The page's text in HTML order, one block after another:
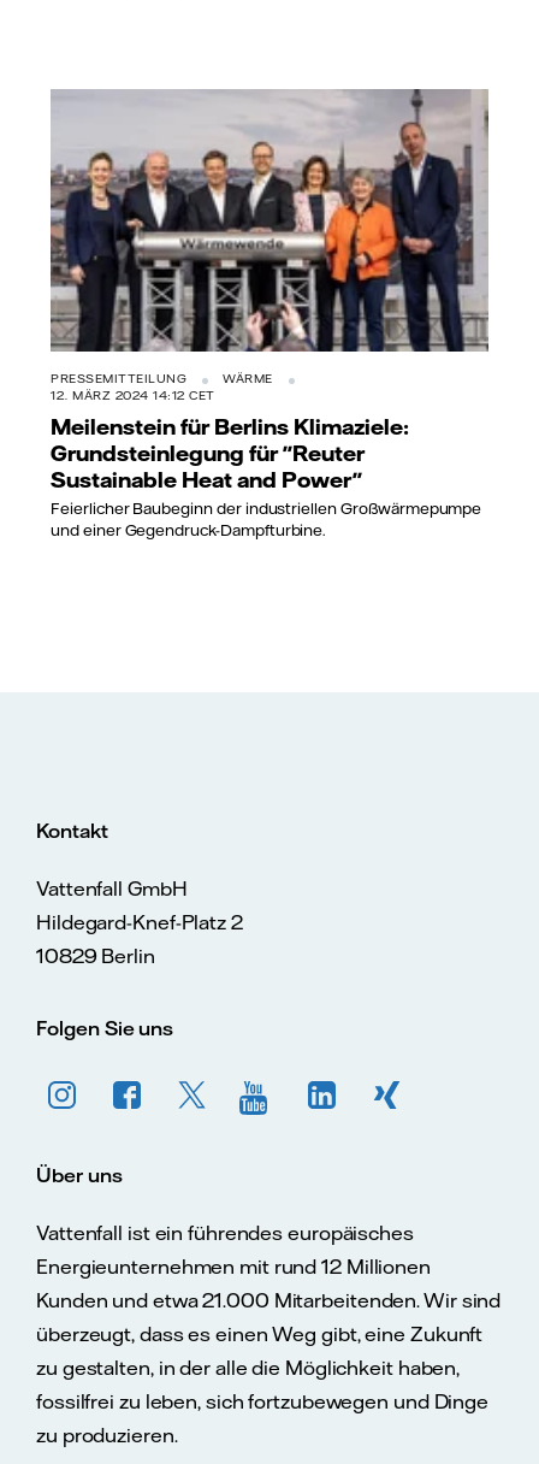
PRESSEMITTEILUNG
WÄRME
12. MÄRZ 2024 14:12 CET
Meilenstein für Berlins Klimaziele:
Grundsteinlegung für "Reuter
Sustainable Heat and Power"
Feierlicher Baubeginn der industriellen Großwärmepumpe
und einer Gegendruck-Dampfturbine.
Kontakt
Vattenfall GmbH
Hildegard-Knef-Platz 2
10829 Berlin
Folgen Sie uns
Über uns
Vattenfall ist ein führendes europäisches
Energieunternehmen mit rund 12 Millionen
Kunden und etwa 21.000 Mitarbeitenden. Wir sind
überzeugt, dass es einen Weg gibt, eine Zukunft
zu gestalten, in der alle die Möglichkeit haben,
fossilfrei zu leben, sich fortzubewegen und Dinge
zu produzieren.